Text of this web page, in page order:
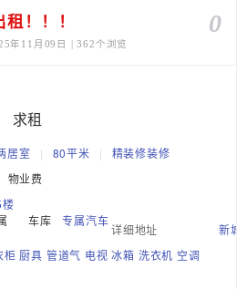
0
！！！
年11月09日 | 362个浏览
求租
居室 | 80平米 |
精装修装修
物业费
车库
专属汽车
详细地址
新
柜 厨具 管道气 电视 冰箱 洗衣机 空调